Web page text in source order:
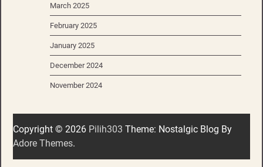
March 2025
February 2025
January 2025
December 2024
November 2024
Copyright © 2026 Pilih303 Theme: Nostalgic Blog By
Adore Themes.